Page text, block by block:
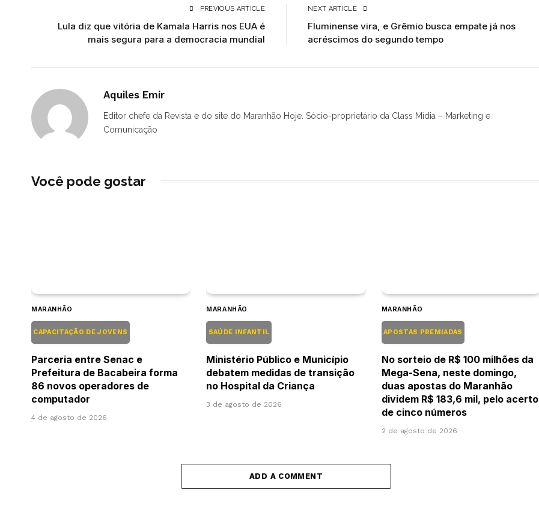
PREVIOUS ARTICLE
Lula diz que vitória de Kamala Harris nos EUA é
mais segura para a democracia mundial
NEXT ARTICLE
Fluminense vira, e Grêmio busca empate já nos
acréscimos do segundo tempo
Aquiles Emir
Editor chefe da Revista e do site do Maranhão Hoje. Sócio-proprietário da Class Mídia – Marketing e
Comunicação
Você pode gostar
MARANHÃO
CAPACITAÇÃO DE JOVENS
Parceria entre Senac e
Prefeitura de Bacabeira forma
86 novos operadores de
computador
4 de agosto de 2026
MARANHÃO
SAÚDE INFANTIL
Ministério Público e Município
debatem medidas de transição
no Hospital da Criança
3 de agosto de 2026
MARANHÃO
APOSTAS PREMIADAS
No sorteio de R$ 100 milhões da
Mega-Sena, neste domingo,
duas apostas do Maranhão
dividem R$ 183,6 mil, pelo acerto
de cinco números
2 de agosto de 2026
ADD A COMMENT